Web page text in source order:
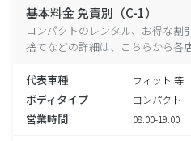
基本料金 免責別（C-1）
コンパクトのレンタル、お得な割
捨てなどの詳細は、こちらから各
代表車種 フィット 等
ボディタイプ コンパクト
営業時間 08:00-19:00